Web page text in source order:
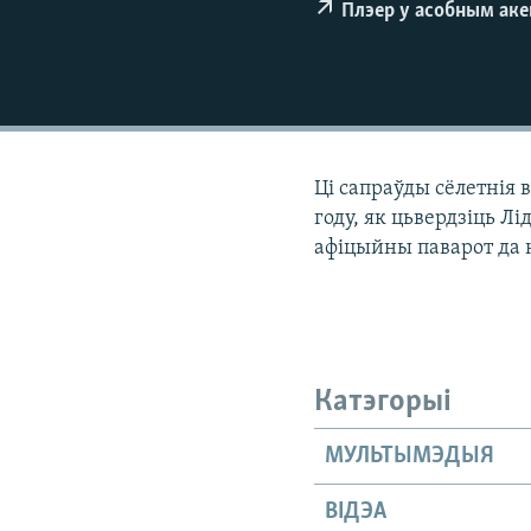
Плэер у асобным
Ці сапраўды
году, як цьвердзіць
афіцыйны паварот да
Катэгорыі
МУЛЬТЫМЭДЫЯ
ВІДЭА